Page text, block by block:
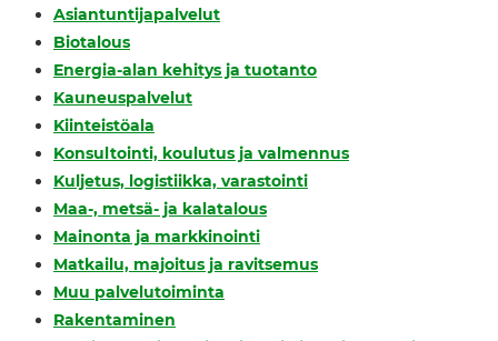
Asiantuntijapalvelut
Biotalous
Energia-alan kehitys ja tuotanto
Kauneuspalvelut
Kiinteistöala
Konsultointi, koulutus ja valmennus
Kuljetus, logistiikka, varastointi
Maa-, metsä- ja kalatalous
Mainonta ja markkinointi
Matkailu, majoitus ja ravitsemus
Muu palvelutoiminta
Rakentaminen